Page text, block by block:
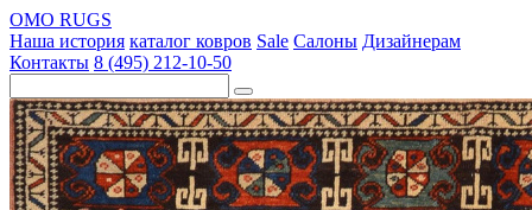
OMO RUGS
Наша история каталог ковров Sale Салоны Дизайнерам
Контакты 8 (495) 212-10-50